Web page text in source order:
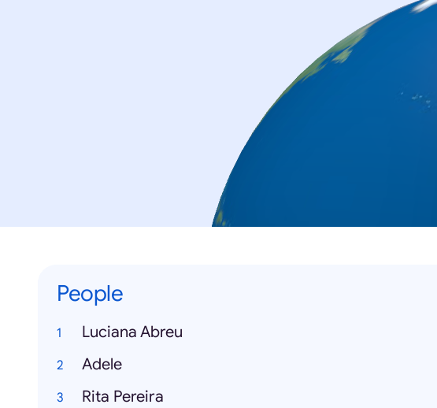
People
Luciana Abreu
Adele
Rita Pereira